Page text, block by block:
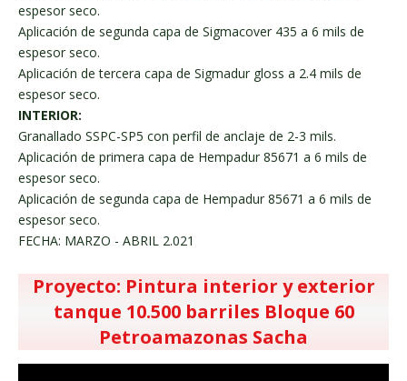
espesor seco.
Aplicación de segunda capa de Sigmacover 435 a 6 mils de
espesor seco.
Aplicación de tercera capa de Sigmadur gloss a 2.4 mils de
espesor seco.
INTERIOR:
Granallado SSPC-SP5 con perfil de anclaje de 2-3 mils.
Aplicación de primera capa de Hempadur 85671 a 6 mils de
espesor seco.
Aplicación de segunda capa de Hempadur 85671 a 6 mils de
espesor seco.
FECHA: MARZO - ABRIL 2.021
Proyecto: Pintura interior y exterior
tanque 10.500 barriles Bloque 60
Petroamazonas Sacha